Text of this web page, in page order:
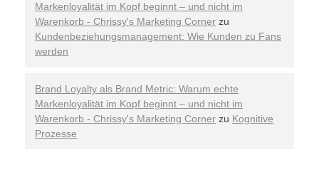
Markenloyalität im Kopf beginnt – und nicht im
Warenkorb - Chrissy's Marketing Corner zu
Kundenbeziehungsmanagement: Wie Kunden zu Fans
werden
Brand Loyalty als Brand Metric: Warum echte
Markenloyalität im Kopf beginnt – und nicht im
Warenkorb - Chrissy's Marketing Corner zu Kognitive
Prozesse